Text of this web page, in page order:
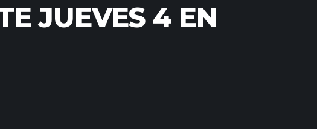
JUEVES 4 EN